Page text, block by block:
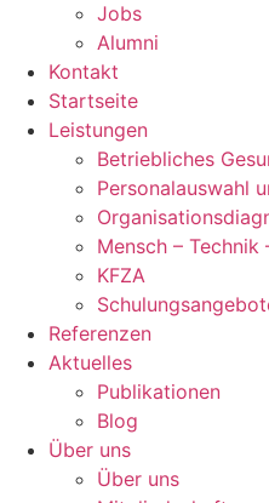
Jobs
Alumni
Kontakt
Startseite
Leistungen
Betriebliches
Personalauswahl
Mensch – Technik
KFZA
Referenzen
Aktuelles
Publikationen
Blog
Über uns
Über uns